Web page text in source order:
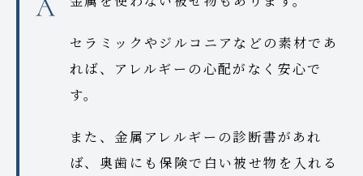
セラミックやジルコニアなどの素材であ
れば、アレルギーの心配がなく安心で
す。
また、金属アレルギーの診断書があれ
ば、奥歯にも保険で白い被せ物を入れる